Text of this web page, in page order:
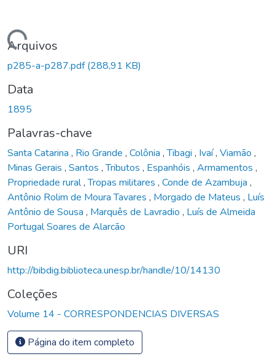
Carregando...
Arquivos
p285-a-p287.pdf(288,91 KB)
Data
1895
Palavras-chave
Santa Catarina , Rio Grande , Colônia ,Tibagi , Ivaí, Viamão ,
Minas Gerais , Santos ,Tributos , Espanhóis , Armamentos ,
Propriedade rural,Tropas militares , Conde de Azambuja ,
Antônio Rolim de Moura Tavares , Morgado de Mateus , Luís
Antônio de Sousa , Marquês de Lavradio , Luís de Almeida
Portugal Soares de Alarcão
URI
http://bibdig.biblioteca.unesp.br/handle/10/14130
Coleções
Volume 14 - CORRESPONDENCIAS DIVERSAS
Página do item completo